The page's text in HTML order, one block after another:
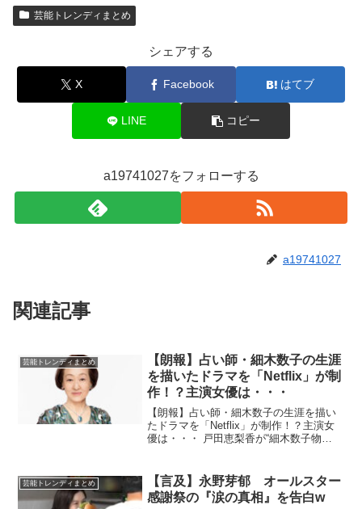
芸能トレンディまとめ
シェアする
X Facebook はてブ
LINE コピー
a19741027をフォローする
a19741027
関連記事
芸能トレンディまとめ
【朗報】占い師・細木数子の生涯
を描いたドラマを「Netflix」が制
作！？主演女優は・・・
【朗報】占い師・細木数子の生涯を描い
たドラマを「Netflix」が制作！？主演女
優は・・・ 戸田恵梨香が“細木数子物
Netflixの細木数子の自伝的配信ドラマ...
芸能トレンディまとめ
【言及】永野芽郁 オールスター
感謝祭の『涙の真相』を告白w